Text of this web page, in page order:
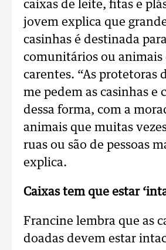
caixas de leite, fitas e
jovem explica que
casinhas é destinada
comunitários ou animais
carentes. “As protetoras
me pedem as casinhas e
dessa forma, com a
animais que muitas
ruas ou são de pessoas
explica.
Caixas tem que estar
Francine lembra que as
doadas devem estar